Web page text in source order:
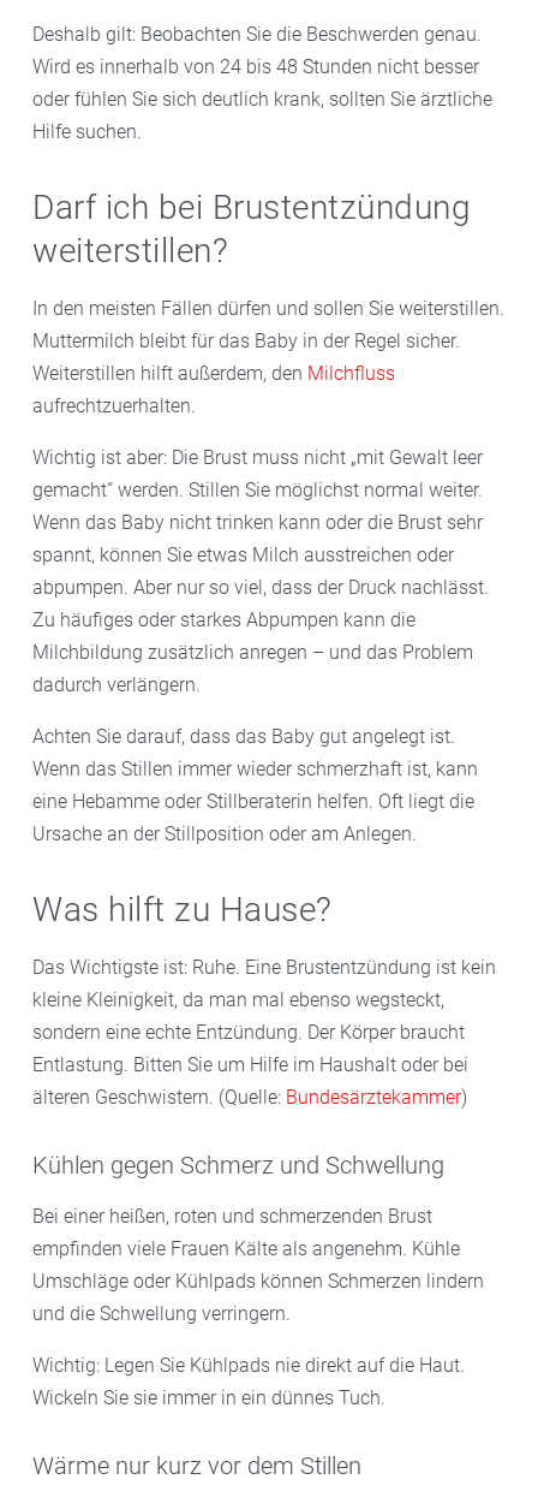
Deshalb gilt: Beobachten Sie die Beschwerden genau.
Wird es innerhalb von 24 bis 48 Stunden nicht besser
oder fühlen Sie sich deutlich krank, sollten Sie ärztliche
Hilfe suchen.
Darf ich bei Brustentzündung
weiterstillen?
In den meisten Fällen dürfen und sollen Sie weiterstillen.
Muttermilch bleibt für das Baby in der Regel sicher.
Weiterstillen hilft außerdem, den Milchfluss
aufrechtzuerhalten.
Wichtig ist aber: Die Brust muss nicht „mit Gewalt leer
gemacht“ werden. Stillen Sie möglichst normal weiter.
Wenn das Baby nicht trinken kann oder die Brust sehr
spannt, können Sie etwas Milch ausstreichen oder
abpumpen. Aber nur so viel, dass der Druck nachlässt.
Zu häufiges oder starkes Abpumpen kann die
Milchbildung zusätzlich anregen – und das Problem
dadurch verlängern.
Achten Sie darauf, dass das Baby gut angelegt ist.
Wenn das Stillen immer wieder schmerzhaft ist, kann
eine Hebamme oder Stillberaterin helfen. Oft liegt die
Ursache an der Stillposition oder am Anlegen.
Was hilft zu Hause?
Das Wichtigste ist: Ruhe. Eine Brustentzündung ist kein
kleine Kleinigkeit, da man mal ebenso wegsteckt,
sondern eine echte Entzündung. Der Körper braucht
Entlastung. Bitten Sie um Hilfe im Haushalt oder bei
älteren Geschwistern. (Quelle: Bundesärztekammer)
Kühlen gegen Schmerz und Schwellung
Bei einer heißen, roten und schmerzenden Brust
empfinden viele Frauen Kälte als angenehm. Kühle
Umschläge oder Kühlpads können Schmerzen lindern
und die Schwellung verringern.
Wichtig: Legen Sie Kühlpads nie direkt auf die Haut.
Wickeln Sie sie immer in ein dünnes Tuch.
Wärme nur kurz vor dem Stillen